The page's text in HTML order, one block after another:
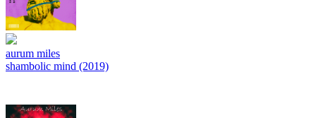
aurum miles
shambolic mind (2019)